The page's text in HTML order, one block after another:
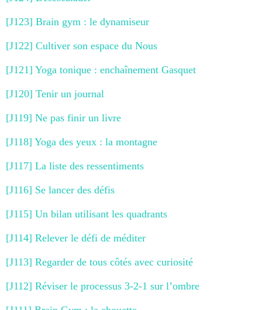
[J123] Brain gym : le dynamiseur
[J122] Cultiver son espace du Nous
[J121] Yoga tonique : enchaînement Gasquet
[J120] Tenir un journal
[J119] Ne pas finir un livre
[J118] Yoga des yeux : la montagne
[J117] La liste des ressentiments
[J116] Se lancer des défis
[J115] Un bilan utilisant les quadrants
[J114] Relever le défi de méditer
[J113] Regarder de tous côtés avec curiosité
[J112] Réviser le processus 3-2-1 sur l’ombre